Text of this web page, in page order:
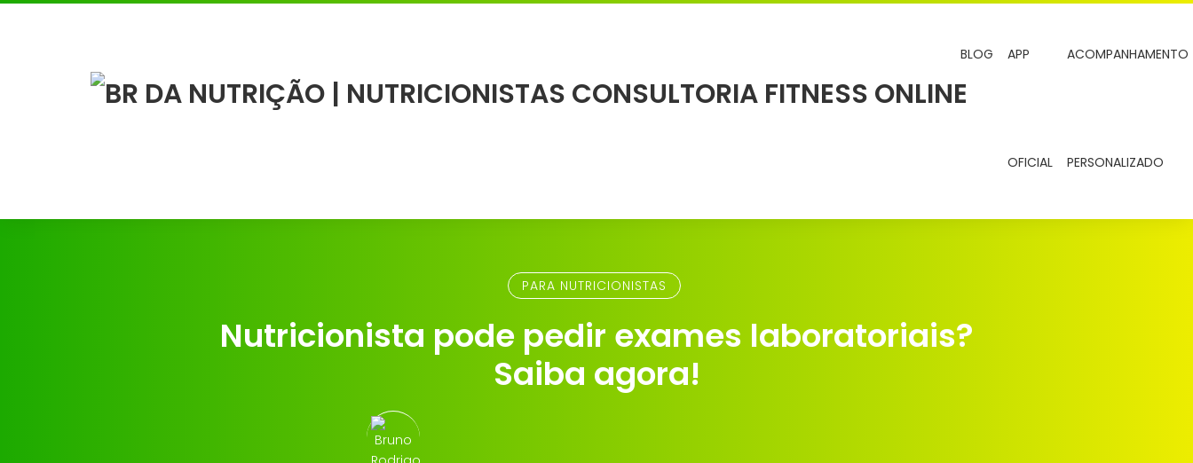
BLOG APP
OFICIAL
ACOMPANHAMENTO
PERSONALIZADO
PARA NUTRICIONISTAS
Nutricionista pode pedir exames laboratoriais?
Saiba agora!